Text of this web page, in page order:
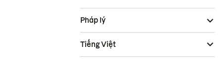
Pháp lý
Tiếng Việt